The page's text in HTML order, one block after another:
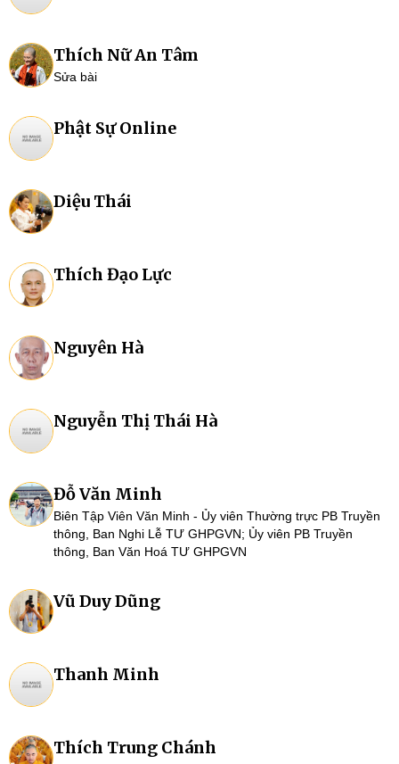
Thích Nữ An Tâm
Sửa bài
Phật Sự Online
Diệu Thái
Thích Đạo Lực
Nguyên Hà
Nguyễn Thị Thái Hà
Đỗ Văn Minh
Biên Tập Viên Văn Minh - Ủy viên Thường trực PB Truyền
thông, Ban Nghi Lễ TƯ GHPGVN; Ủy viên PB Truyền
thông, Ban Văn Hoá TƯ GHPGVN
Vũ Duy Dũng
Thanh Minh
Thích Trung Chánh